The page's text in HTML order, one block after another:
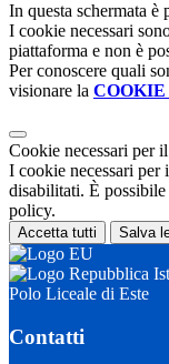
In questa schermata è
I cookie necessari
piattaforma e non è
Per conoscere quali
visionare la
Cookie necessari per
I cookie necessari per
disabilitati. È
policy.
Accetta tutti Salva
Polo Liceale di Este
Contatti